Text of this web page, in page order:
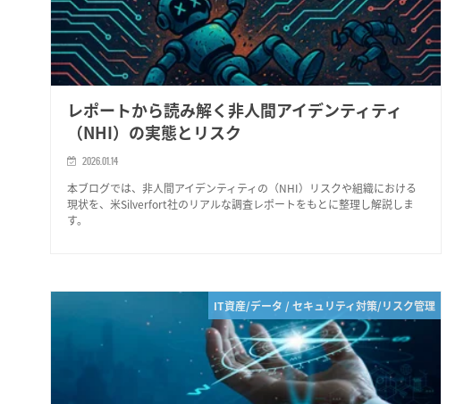
レポートから読み解く非人間アイデンティティ
（NHI）の実態とリスク
2026.01.14
本ブログでは、非人間アイデンティティの（NHI）リスクや組織における
現状を、米Silverfort社のリアルな調査レポートをもとに整理し解説しま
す。
IT資産/データ / セキュリティ対策/リスク管理